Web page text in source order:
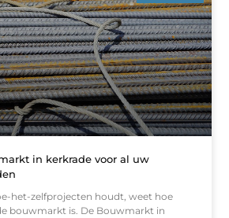
in kerkrade voor al uw
het-zelfprojecten houdt, weet hoe
bouwmarkt is. De Bouwmarkt in